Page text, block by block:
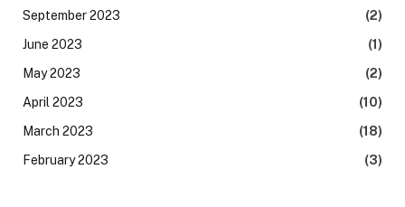
September 2023
(2)
June 2023
(1)
May 2023
(2)
April 2023
(10)
March 2023
(18)
February 2023
(3)